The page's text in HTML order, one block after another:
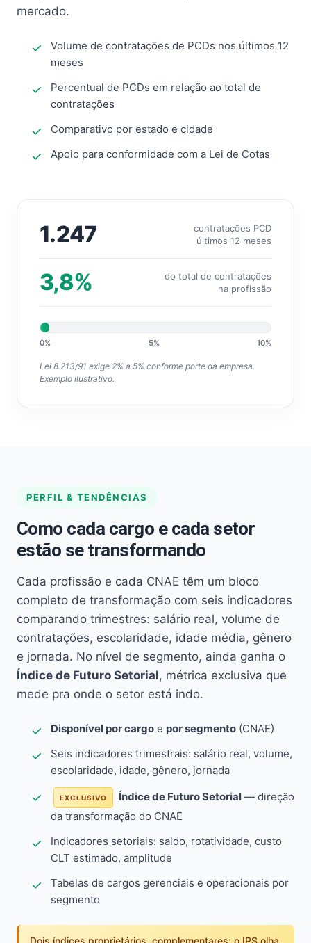
mercado.
Volume de contratações de PCDs nos últimos 12
meses
Percentual de PCDs em relação ao total de
contratações
Comparativo por estado e cidade
Apoio para conformidade com a Lei de Cotas
1.247
contratações PCD
últimos 12 meses
3,8%
do total de contratações
na profissão
0% 5% 10%
Lei 8.213/91 exige 2% a 5% conforme porte da empresa.
Exemplo ilustrativo.
PERFIL & TENDÊNCIAS
Como cada cargo e cada setor
estão se transformando
Cada profissão e cada CNAE têm um bloco
completo de transformação com seis indicadores
comparando trimestres: salário real, volume de
contratações, escolaridade, idade média, gênero
e jornada. No nível de segmento, ainda ganha o
Índice de Futuro Setorial, métrica exclusiva que
mede pra onde o setor está indo.
Disponível por cargo e por segmento (CNAE)
Seis indicadores trimestrais: salário real, volume,
escolaridade, idade, gênero, jornada
EXCLUSIVO Índice de Futuro Setorial — direção
da transformação do CNAE
Indicadores setoriais: saldo, rotatividade, custo
CLT estimado, amplitude
Tabelas de cargos gerenciais e operacionais por
segmento
Dois índices proprietários, complementares: o IPS olha